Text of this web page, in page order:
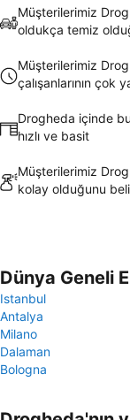
Müşterilerimiz
oldukça temiz
Müşterilerimiz
çalışanlarının çok
Drogheda içinde
hızlı ve basit
Müşterilerimiz
kolay olduğunu
Dünya Geneli
Istanbul
Antalya
Milano
Dalaman
Bologna